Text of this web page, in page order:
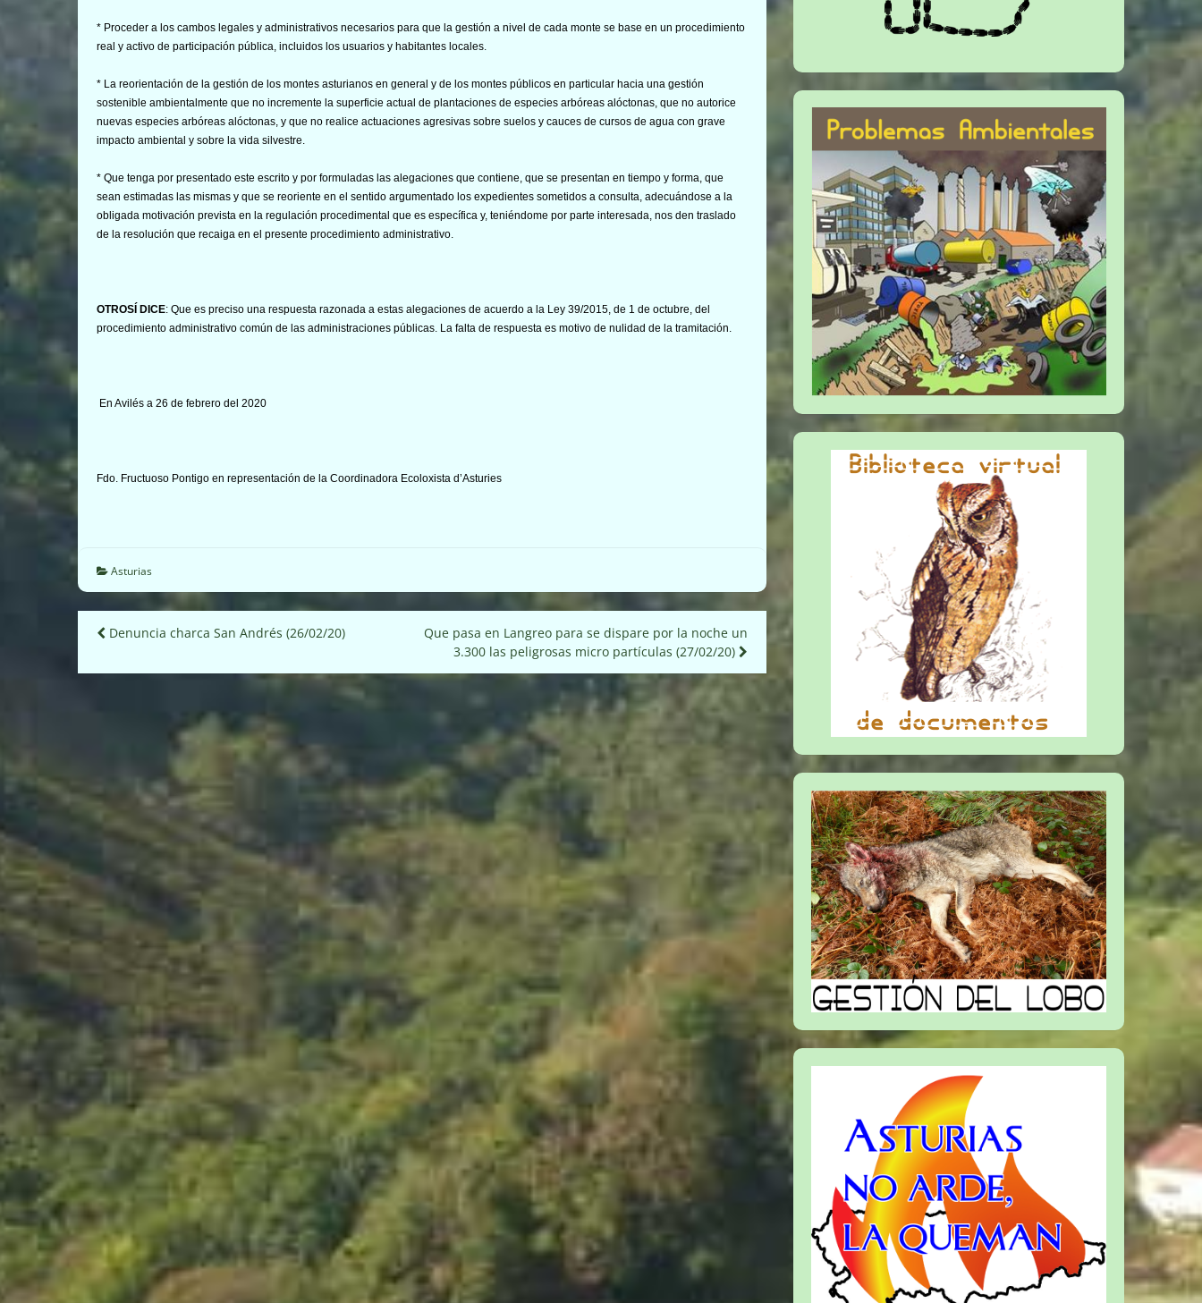
* Proceder a los cambos legales y administrativos necesarios para que la gestión a nivel de cada monte se base en un procedimiento
real y activo de participación pública, incluidos los usuarios y habitantes locales.
* La reorientación de la gestión de los montes asturianos en general y de los montes públicos en particular hacia una gestión
sostenible ambientalmente que no incremente la superficie actual de plantaciones de especies arbóreas alóctonas, que no autorice
nuevas especies arbóreas alóctonas, y que no realice actuaciones agresivas sobre suelos y cauces de cursos de agua con grave
impacto ambiental y sobre la vida silvestre.
* Que tenga por presentado este escrito y por formuladas las alegaciones que contiene, que se presentan en tiempo y forma, que
sean estimadas las mismas y que se reoriente en el sentido argumentado los expedientes sometidos a consulta, adecuándose a la
obligada motivación prevista en la regulación procedimental que es específica y, teniéndome por parte interesada, nos den traslado
de la resolución que recaiga en el presente procedimiento administrativo.
OTROSÍ DICE: Que es preciso una respuesta razonada a estas alegaciones de acuerdo a la Ley 39/2015, de 1 de octubre, del
procedimiento administrativo común de las administraciones públicas. La falta de respuesta es motivo de nulidad de la tramitación.
En Avilés a 26 de febrero del 2020
Fdo. Fructuoso Pontigo en representación de la Coordinadora Ecoloxista d’Asturies
Asturias
Navegación
de
Denuncia charca San Andrés (26/02/20)
Que pasa en Langreo para se dispare por la noche un
3.300 las peligrosas micro partículas (27/02/20)